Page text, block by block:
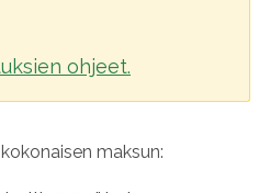
ohjeet.
maksun: